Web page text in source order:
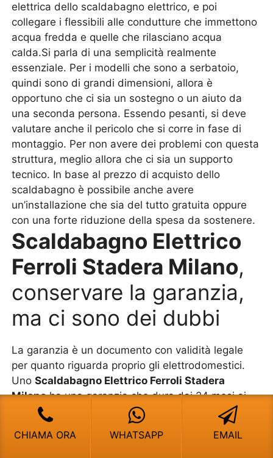
elettrica dello scaldabagno elettrico, e poi
collegare i flessibili alle condutture che immettono
acqua fredda e quelle che rilasciano acqua
calda.Si parla di una semplicità realmente
essenziale. Per i modelli che sono a serbatoio,
quindi sono di grandi dimensioni, allora è
opportuno che ci sia un sostegno o un aiuto da
una seconda persona. Essendo pesanti, si deve
valutare anche il pericolo che si corre in fase di
montaggio. Per non avere dei problemi con questa
struttura, meglio allora che ci sia un supporto
tecnico. In base al prezzo di acquisto dello
scaldabagno è possibile anche avere
un’installazione che sia del tutto gratuita oppure
con una forte riduzione della spesa da sostenere.
Scaldabagno Elettrico
Ferroli Stadera Milano,
conservare la garanzia,
ma ci sono dei dubbi
La garanzia è un documento con validità legale
per quanto riguarda proprio gli elettrodomestici.
UnoScaldabagno Elettrico Ferroli Stadera
Milanoha una garanzia che dura dai 24 mesi ai
26 mesi, ma ci sono delle regole da rispettare.I
modelli che costano poco, quindi sono economici,
spesso sono montati direttamente dall’utente. Una
CHIAMA ORA WHATSAPP EMAIL